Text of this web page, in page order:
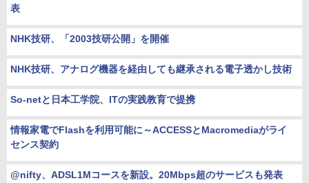
表
NHK技研、「2003技研公開」を開催
NHK技研、アナログ機器を経由しても継承される電子透かし技術
So-netと日本工学院、ITの実践教育で提携
情報家電でFlashを利用可能に～ACCESSとMacromediaがライ
センス契約
@nifty、ADSL1Mコースを新設。20Mbps超のサービスも発表